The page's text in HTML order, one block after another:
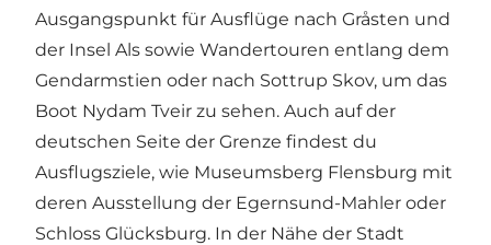
Ausgangspunkt für Ausflüge nach Gråsten und
der Insel Als sowie Wandertouren entlang dem
Gendarmstien oder nach Sottrup Skov, um das
Boot Nydam Tveir zu sehen. Auch auf der
deutschen Seite der Grenze findest du
Ausflugsziele, wie Museumsberg Flensburg mit
deren Ausstellung der Egernsund-Mahler oder
Schloss Glücksburg. In der Nähe der Stadt